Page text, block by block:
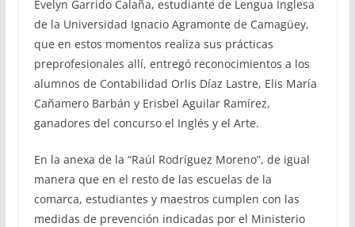
Evelyn Garrido Calaña, estudiante de Lengua Inglesa
de la Universidad Ignacio Agramonte de Camagüey,
que en estos momentos realiza sus prácticas
preprofesionales allí, entregó reconocimientos a los
alumnos de Contabilidad Orlis Díaz Lastre, Elis María
Cañamero Barbán y Erisbel Aguilar Ramírez,
ganadores del concurso el Inglés y el Arte.
En la anexa de la “Raúl Rodríguez Moreno”, de igual
manera que en el resto de las escuelas de la
comarca, estudiantes y maestros cumplen con las
medidas de prevención indicadas por el Ministerio